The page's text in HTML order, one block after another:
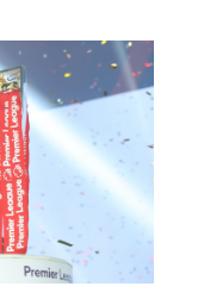
นติภาพไม่ใช่
กรุณาไม่ใช่การยอม